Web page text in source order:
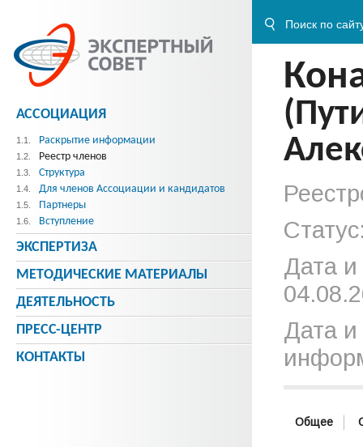
Дата
Дата и
Общее
АССОЦИАЦИЯ
1.1. Раскрытие информации
1.2. Реестр членов
1.3. Структура
1.4. Для членов Ассоциации и кандидатов
1.5. Партнеры
1.6. Вступление
ЭКСПЕРТИЗА
МЕТОДИЧЕСКИE МАТЕРИАЛЫ
ДЕЯТЕЛЬНОСТЬ
ПРЕСС-ЦЕНТР
КОНТАКТЫ